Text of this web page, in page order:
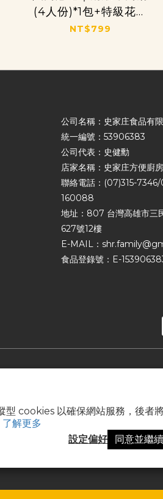
型 cookies 以確保網站服務，後者
了解更多
設定偏好
同意並繼續
(4人份)*1包+特級花枝
丸*1包
NT$799
公司名稱：史家庄食品有
統一編號：53906383
公司代表：史健勳
店家名稱：史家庄方便廚房
聯絡電話：(07)315-
160088
地址：807 台灣高雄市三
627號12樓
E-MAIL：
食品登錄號：E-
提醒您，